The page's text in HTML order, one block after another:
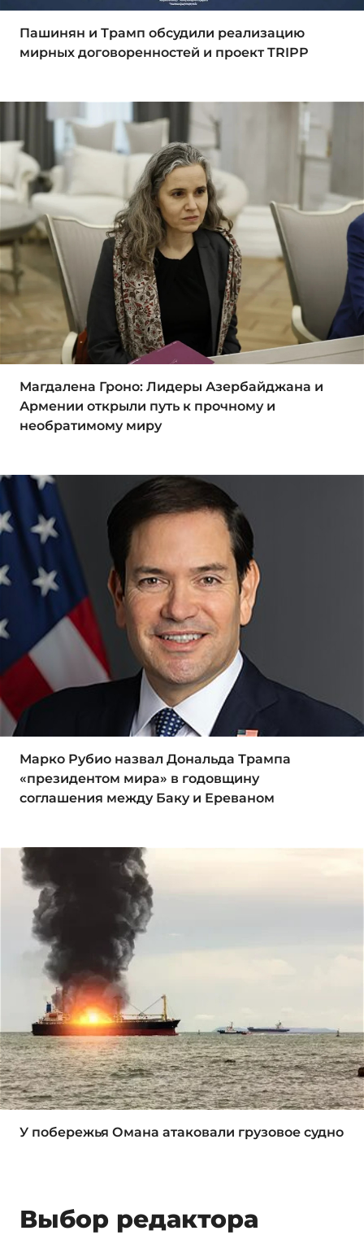
Пашинян и Трамп обсудили реализацию
мирных договоренностей и проект TRIPP
Магдалена Гроно: Лидеры Азербайджана и
Армении открыли путь к прочному и
необратимому миру
Марко Рубио назвал Дональда Трампа
«президентом мира» в годовщину
соглашения между Баку и Ереваном
У побережья Омана атаковали грузовое судно
Выбор редактора